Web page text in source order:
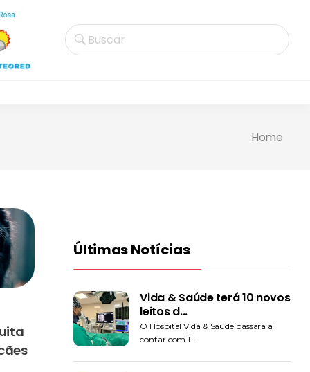
Buscar
Home
Últimas Notícias
Vida & Saúde terá 10 novos
leitos d...
O Hospital Vida & Saúde passara a
contar com 1 ...